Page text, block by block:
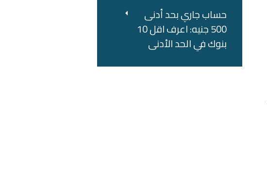
حساب جاري بحد أدنى
500 جنيه: اعرف اقل 10
بنوك في الحد الأدنى